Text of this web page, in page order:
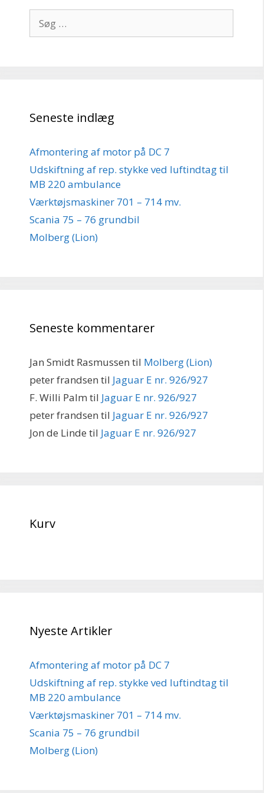
efter:
Seneste indlæg
Afmontering af motor på DC 7
Udskiftning af rep. stykke ved luftindtag til
MB 220 ambulance
Værktøjsmaskiner 701 – 714 mv.
Scania 75 – 76 grundbil
Molberg (Lion)
Seneste kommentarer
Jan Smidt Rasmussen til Molberg (Lion)
peter frandsen til Jaguar E nr. 926/927
F. Willi Palm til Jaguar E nr. 926/927
peter frandsen til Jaguar E nr. 926/927
Jon de Linde til Jaguar E nr. 926/927
Kurv
Nyeste Artikler
Afmontering af motor på DC 7
Udskiftning af rep. stykke ved luftindtag til
MB 220 ambulance
Værktøjsmaskiner 701 – 714 mv.
Scania 75 – 76 grundbil
Molberg (Lion)